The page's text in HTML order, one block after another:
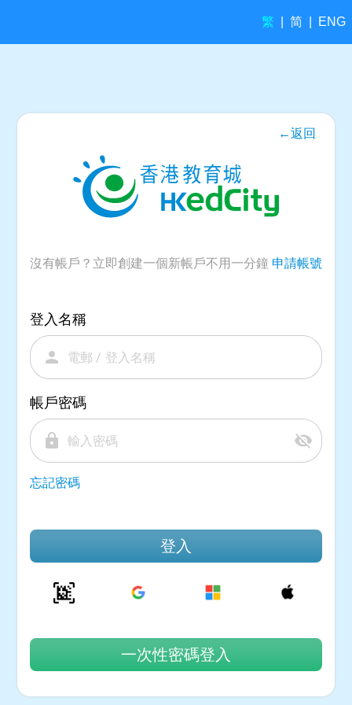
繁 简 ENG
←返回
沒有帳戶？立即創建一個新帳戶不用一分鐘 申請帳號
登入名稱
person
帳戶密碼
lock visibility_off
忘記密碼